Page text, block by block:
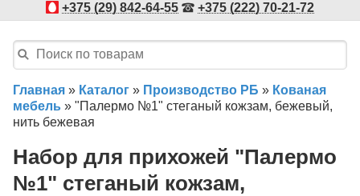
+375 (29) 842-64-55 +375 (222) 70-21-72
Главная » Каталог » Производство РБ » Кованая
мебель » "Палермо №1" стеганый кожзам, бежевый,
нить бежевая
Набор для прихожей "Палермо
№1" стеганый кожзам,